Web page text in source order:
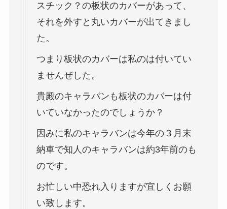
スチック？の板状のカバーがあって、
それを外すと丸いカバーが出てきまし
た。
つまり板状のカバーは私のは付いてい
ませんぜした。
貴殿のキャラバンも板状のカバーは付
いていなかったのでしょうか？
因みに私のキャラバンは今年の３月末
納車で知人のキャラバンは約3年前のも
のです。
お忙しい中恐れ入りますが宜しくお願
い致します。